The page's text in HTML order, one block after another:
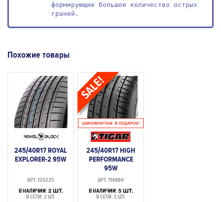
формирующие большое количество острых
граней.
Похожие товары
245/40R17 ROYAL
EXPLORER-2 95W
АРТ. 120225
В НАЛИЧИИ: 2 ШТ.
В СЕТИ: 2 ШТ.
245/40R17 HIGH
PERFORMANCE
95W
АРТ. 114884
В НАЛИЧИИ: 5 ШТ.
В СЕТИ: 5 ШТ.